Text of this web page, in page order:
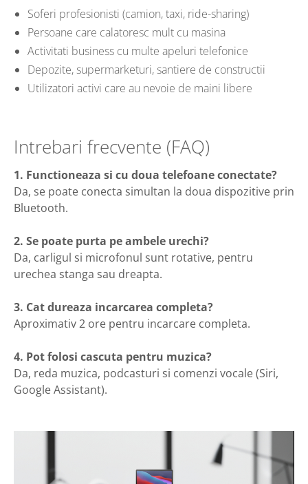
Soferi profesionisti (camion, taxi, ride-sharing)
Persoane care calatoresc mult cu masina
Activitati business cu multe apeluri telefonice
Depozite, supermarketuri, santiere de constructii
Utilizatori activi care au nevoie de maini libere
Intrebari frecvente (FAQ)
1. Functioneaza si cu doua telefoane conectate?
Da, se poate conecta simultan la doua dispozitive prin
Bluetooth.
2. Se poate purta pe ambele urechi?
Da, carligul si microfonul sunt rotative, pentru
urechea stanga sau dreapta.
3. Cat dureaza incarcarea completa?
Aproximativ 2 ore pentru incarcare completa.
4. Pot folosi cascuta pentru muzica?
Da, reda muzica, podcasturi si comenzi vocale (Siri,
Google Assistant).